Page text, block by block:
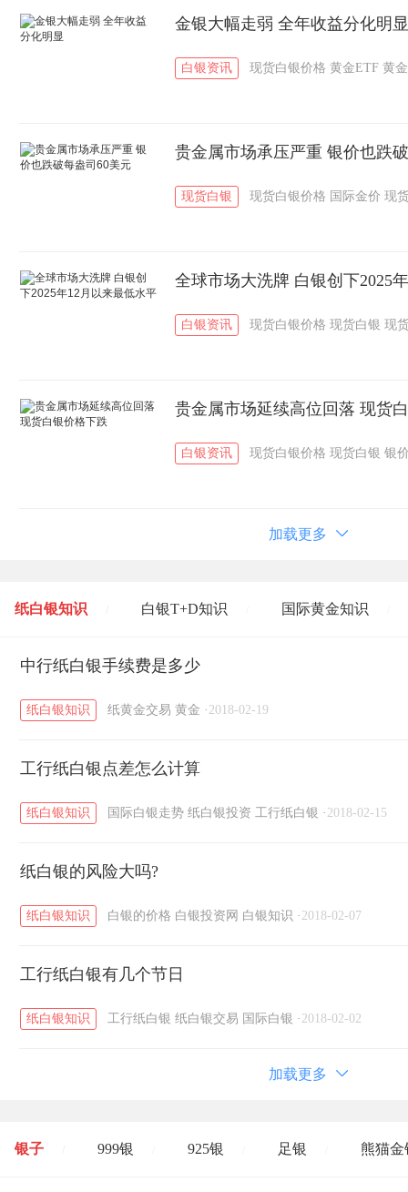
金银大幅走弱 全年收益分化明显
白银资讯 现货白银价格 黄金ETF 黄
贵金属市场承压严重 银价也跌
现货白银 现货白银价格 国际金价 现
全球市场大洗牌 白银创下2025
白银资讯 现货白银价格 现货白银 现
贵金属市场延续高位回落 现货
白银资讯 现货白银价格 现货白银 银
加载更多
纸白银知识 白银T+D知识 国际黄金知识
黄金T+D知识 / 粤贵银知识
中行纸白银手续费是多少
纸白银知识 纸黄金交易 黄金 · 2018-02-19
工行纸白银点差怎么计算
纸白银知识 国际白银走势 纸白银投资 工行纸白银 · 2018-02-15
纸白银的风险大吗?
纸白银知识 白银的价格 白银投资网 白银知识 · 2018-02-07
工行纸白银有几个节日
纸白银知识 工行纸白银 纸白银交易 国际白银 · 2018-02-02
加载更多
银子 999银 925银 足银 熊猫金